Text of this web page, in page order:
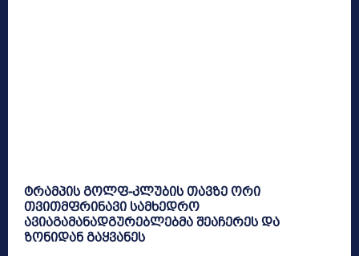
ტრამპის გოლფ-კლუბის თავზე ორი
თვითმფრინავი სამხედრო
ავიაგამანადგურებლებმა შეაჩერეს და
ზონიდან გაყვანეს